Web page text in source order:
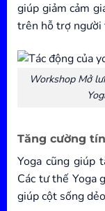
giúp giảm cảm
trên hỗ trợ người
Workshop Mở
Tăng cường
Yoga cũng giúp
Các tư thế Yoga
giúp cột sống